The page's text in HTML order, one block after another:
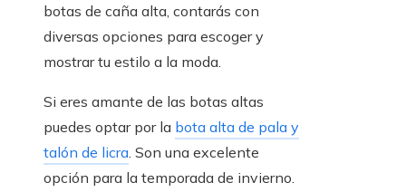
botas de caña alta, contarás con
diversas opciones para escoger y
mostrar tu estilo a la moda.
Si eres amante de las botas altas
puedes optar por la bota alta de pala y
talón de licra . Son una excelente
opción para la temporada de invierno.